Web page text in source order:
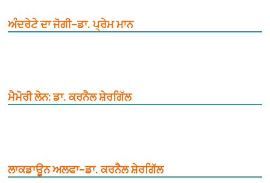
ਅੰਦਰੇਟੇ ਦਾ ਜੋਗੀ–ਡਾ. ਪ੍ਰੇਮ ਮਾਨ
ਮੈਮੋਰੀ ਲੇਨ: ਡਾ. ਕਰਨੈਲ ਸ਼ੇਰਗਿੱਲ
ਲਾਕਡਾਊਨ ਅਲਫਾ–ਡਾ. ਕਰਨੈਲ ਸ਼ੇਰਗਿੱਲ